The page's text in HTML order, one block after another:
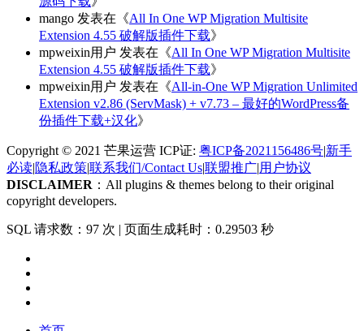
mango 发表在《All In One WP Migration Multisite
Extension 4.55 破解版插件下载》
mpweixin用户 发表在《All In One WP Migration Multisite
Extension 4.55 破解版插件下载》
mpweixin用户 发表在《All-in-One WP Migration Unlimited
Extension v2.86 (ServMask) + v7.73 – 最好的WordPress备
份插件下载+汉化》
Copyright © 2021 芒果运营 ICP证: 粤ICP备2021156486号|新手
必读|隐私政策|联系我们/Contact Us|联盟推广|用户协议
DISCLAIMER ：All plugins & themes belong to their original
copyright developers.
SQL 请求数：97 次 | 页面生成耗时：0.29503 秒